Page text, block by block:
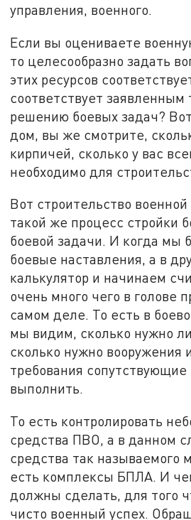
управления, военного.
Если вы оцениваете
то целесообразно задать
этих ресурсов
соответствует заявленным
решению боевых задач?
дом, вы же смотрите,
кирпичей, сколько у вас
необходимо для
Вот строительство
такой же процесс стройки
боевой задачи. И когда мы
боевые наставления, а в
калькулятор и начинаем
очень много чего в голове
самом деле. То есть в
мы видим, сколько нужно
сколько нужно вооружения
требования
выполнить.
То есть контролировать
средства ПВО, а в данном
средства так называемого
есть комплексы БПЛА. И
должны сделать, для того
чисто военный успех.